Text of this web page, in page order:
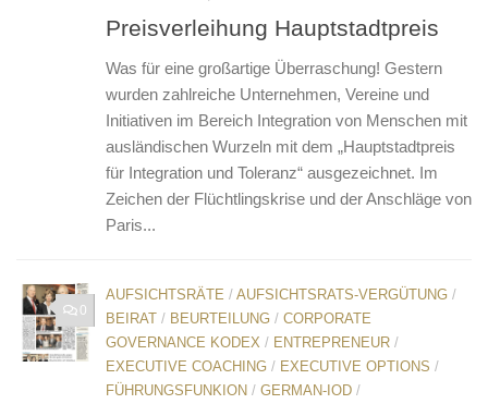
Preisverleihung Hauptstadtpreis
Was für eine großartige Überraschung! Gestern
wurden zahlreiche Unternehmen, Vereine und
Initiativen im Bereich Integration von Menschen mit
ausländischen Wurzeln mit dem „Hauptstadtpreis
für Integration und Toleranz“ ausgezeichnet. Im
Zeichen der Flüchtlingskrise und der Anschläge von
Paris...
0
AUFSICHTSRÄTE / AUFSICHTSRATS-VERGÜTUNG /
BEIRAT / BEURTEILUNG / CORPORATE
GOVERNANCE KODEX / ENTREPRENEUR /
EXECUTIVE COACHING / EXECUTIVE OPTIONS /
FÜHRUNGSFUNKION / GERMAN-IOD /